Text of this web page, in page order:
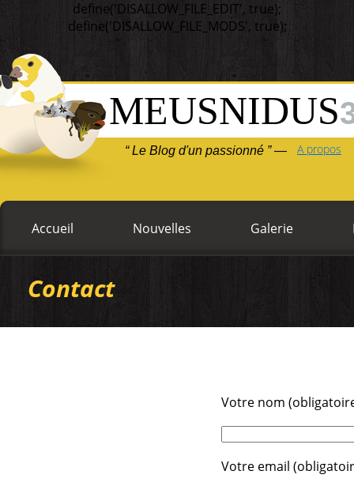
define('DISALLOW_FILE_EDIT', true);
define('DISALLOW_FILE_MODS', true);
MEUSNIDUS
“ Le Blog d'un passionné ” — A propos
Accueil Nouvelles Galerie
Contact
Votre nom
Votre email